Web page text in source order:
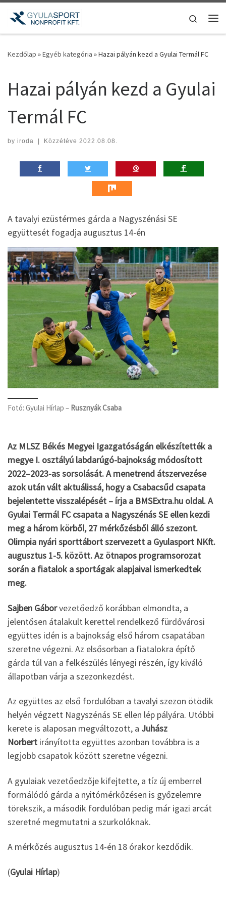
Teljes tartalom megjelenítése
Search
Kezdőlap »Egyéb kategória »Hazai pályán kezd a Gyulai Termál FC
Hazai pályán kezd a Gyulai
Termál FC
by iroda | Közzétéve 2022.08.08.
A tavalyi ezüstérmes gárda a Nagyszénási SE
együttesét fogadja augusztus 14-én
Fotó: Gyulai Hírlap – Rusznyák Csaba
Az MLSZ Békés Megyei Igazgatóságán elkészítették a
megye I. osztályú labdarúgó-bajnokság módosított
2022–2023-as sorsolását. A menetrend átszervezése
azok után vált aktuálissá, hogy a Csabacsűd csapata
bejelentette visszalépését – írja a BMSExtra.hu oldal. A
Gyulai Termál FC csapata a Nagyszénás SE ellen kezdi
meg a három körből, 27 mérkőzésből álló szezont.
Olimpia nyári sporttábort szervezett a Gyulasport NKft.
augusztus 1-5. között. Az ötnapos programsorozat
során a fiatalok a sportágak alapjaival ismerkedtek
meg.
Sajben Gáborvezetőedző korábban elmondta, a
jelentősen átalakult kerettel rendelkező fürdővárosi
együttes idén is a bajnokság első három csapatában
szeretne végezni. Az elsősorban a fiatalokra építő
gárda túl van a felkészülés lényegi részén, így kiváló
állapotban várja a szezonkezdést.
Az együttes az első fordulóban a tavalyi szezon ötödik
helyén végzett Nagyszénás SE ellen lép pályára. Utóbbi
kerete is alaposan megváltozott, a Juhász
Norbert irányította együttes azonban továbbra is a
legjobb csapatok között szeretne végezni.
A gyulaiak vezetőedzője kifejtette, a tíz új emberrel
formálódó gárda a nyitómérkőzésen is győzelemre
törekszik, a második fordulóban pedig már igazi arcát
szeretné megmutatni a szurkolóknak.
A mérkőzés augusztus 14-én 18 órakor kezdődik.
(Gyulai Hírlap)